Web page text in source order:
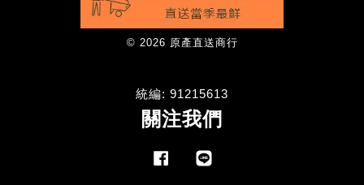
© 2026 原產直送商行
統編: 91215613
關注我們
Facebook